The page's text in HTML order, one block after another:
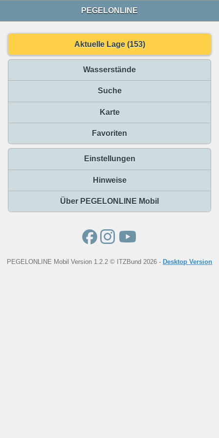
PEGELONLINE
Aktuelle Lage (153)
Wasserstände
Suche
Karte
Favoriten
Einstellungen
Hinweise
Über PEGELONLINE Mobil
PEGELONLINE Mobil Version 1.2.2 © ITZBund 2026 - Desktop Version